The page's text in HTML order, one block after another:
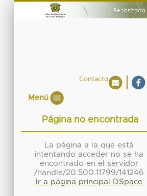
Contacto
Menú
Página no encontrada
La página a la que está
intentando acceder no se ha
encontrado en el servidor
/handle/20.500.11799/141246
Ir a página principal DSpace